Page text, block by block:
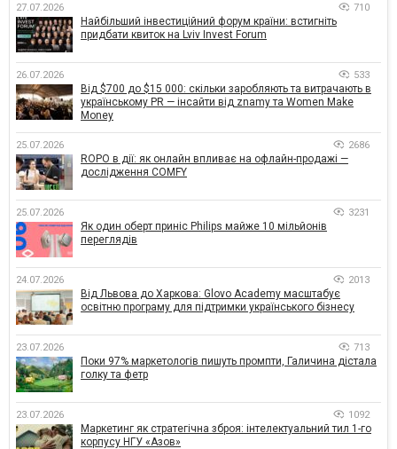
27.07.2026 710
Найбільший інвестиційний форум країни: встигніть
придбати квиток на Lviv Invest Forum
26.07.2026 533
Від $700 до $15 000: скільки заробляють та витрачають в
українському PR — інсайти від znamy та Women Make
Money
25.07.2026 2686
ROPO в дії: як онлайн впливає на офлайн-продажі —
дослідження COMFY
25.07.2026 3231
Як один оберт приніс Philips майже 10 мільйонів
переглядів
24.07.2026 2013
Від Львова до Харкова: Glovo Academy масштабує
освітню програму для підтримки українського бізнесу
23.07.2026 713
Поки 97% маркетологів пишуть промпти, Галичина дістала
голку та фетр
23.07.2026 1092
Маркетинг як стратегічна зброя: інтелектуальний тил 1-го
корпусу НГУ «Азов»